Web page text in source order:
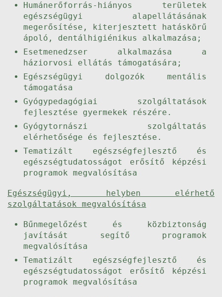
Humánerőforrás-hiányos területek
egészségügyi alapellátásának
megerősítése, kiterjesztett hatáskörű
ápoló, dentálhigiénikus alkalmazása;
Esetmenedzser alkalmazása a
háziorvosi ellátás támogatására;
Egészségügyi dolgozók mentális
támogatása
Gyógypedagógiai szolgáltatások
fejlesztése gyermekek részére.
Gyógytornászi szolgáltatás
elérhetősége és fejlesztése.
Tematizált egészségfejlesztő és
egészségtudatosságot erősítő képzési
programok megvalósítása
Egészségügyi, helyben elérhető
szolgáltatások megvalósítása
Bűnmegelőzést és közbiztonság
javítását segítő programok
megvalósítása
Tematizált egészségfejlesztő és
egészségtudatosságot erősítő képzési
programok megvalósítása